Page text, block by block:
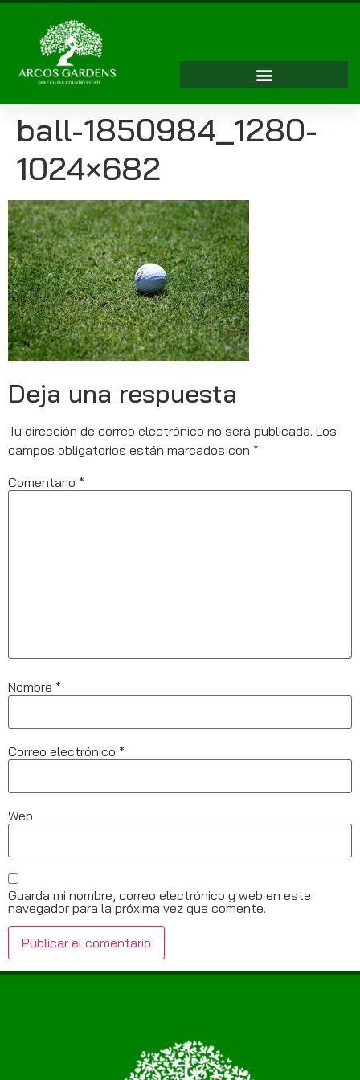
ball-1850984_1280-
1024×682
Deja una respuesta
Tu dirección de correo electrónico no será publicada. Los
campos obligatorios están marcados con *
Comentario *
Nombre *
Correo electrónico *
Web
Guarda mi nombre, correo electrónico y web en este
navegador para la próxima vez que comente.